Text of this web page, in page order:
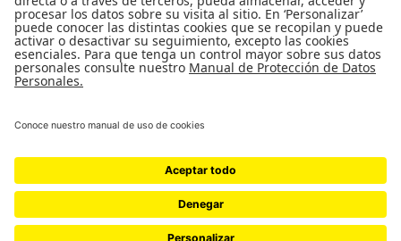
SORRY, NO MEMBERS WERE FOUND.
UNIVERSIDAD DE LOS ANDES | VIGILADA MINEDUCACIÓN. RECONOCIMIENTO
COMO UNIVERSIDAD: DECRETO 1297 DEL 30 DE MAYO DE 1964.